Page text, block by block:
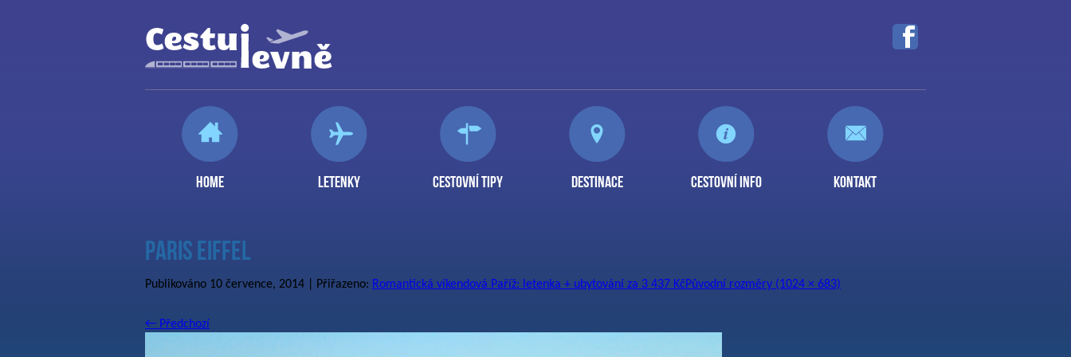
HOME LETENKY CESTOVNÍ TIPY DESTINACE CESTOVNÍ INFO KONTAKT
Paris Eiffel
Publikováno 10 července, 2014 | Přiřazeno: Romantická víkendová Paříž: letenka + ubytování za 3 437 KčPůvodní rozměry (1024 × 683)
← Předchozí